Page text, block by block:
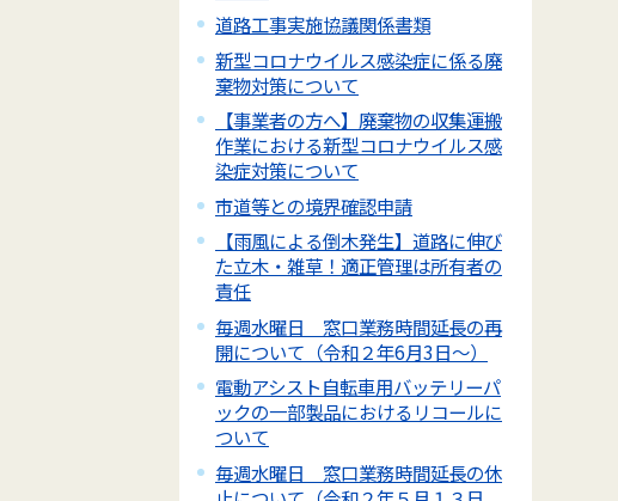
道路工事実施協議関係書類
新型コロナウイルス感染症に係る廃
棄物対策について
【事業者の方へ】廃棄物の収集運搬
作業における新型コロナウイルス感
染症対策について
市道等との境界確認申請
【雨風による倒木発生】道路に伸び
た立木・雑草！適正管理は所有者の
責任
毎週水曜日 窓口業務時間延長の再
開について（令和２年6月3日～）
電動アシスト自転車用バッテリーパ
ックの一部製品におけるリコールに
ついて
毎週水曜日 窓口業務時間延長の休